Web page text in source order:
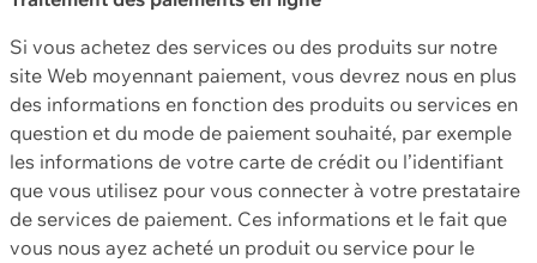
Si vous achetez des services ou des produits sur notre
site Web moyennant paiement, vous devrez nous en plus
des informations en fonction des produits ou services en
question et du mode de paiement souhaité, par exemple
les informations de votre carte de crédit ou l’identifiant
que vous utilisez pour vous connecter à votre prestataire
de services de paiement. Ces informations et le fait que
vous nous ayez acheté un produit ou service pour le